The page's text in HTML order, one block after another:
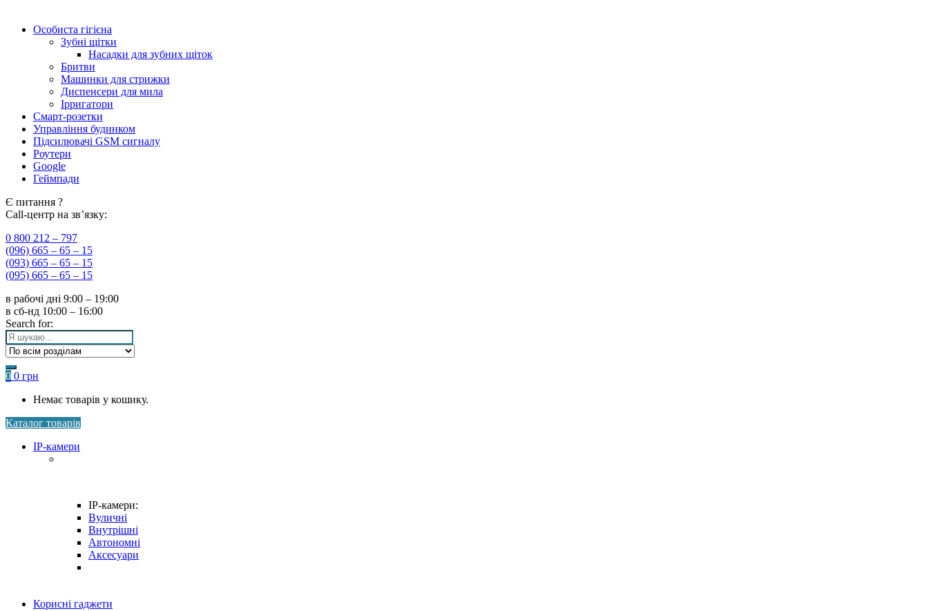
Особиста гігієна
Зубні щітки
Насадки для зубних щіток
Бритви
Машинки для стрижки
Диспенсери для мила
Ірригатори
Смарт-розетки
Управління будинком
Підсилювачі GSM сигналу
Роутери
Google
Геймпади
Є питання ?
Call-центр на зв’язку:
0 800 212 – 797
(096) 665 – 65 – 15
(093) 665 – 65 – 15
(095) 665 – 65 – 15
в рабочі дні 9:00 – 19:00
в сб-нд 10:00 – 16:00
Search for:
0 0 грн
Немає товарів у кошику.
Каталог товарів
IP-камери
IP-камери:
Вуличні
Внутрішні
Автономні
Аксесуари
Корисні гаджети